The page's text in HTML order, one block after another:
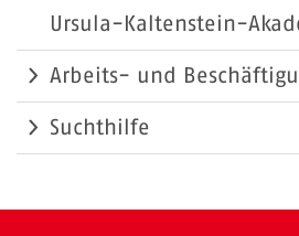
Ursula-Kaltenstein-
Arbeits- und
Suchthilfe